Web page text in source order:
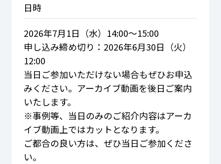
日時
2026年7月1日（水）14:00～15:00
申し込み締め切り：2026年6月30日（火）
12:00
当日ご参加いただけない場合もぜひお申込
みください。アーカイブ動画を後日ご案内
いたします。
※事例等、当日のみのご紹介内容はアーカ
イブ動画上ではカットとなります。
ご都合の良い方は、ぜひ当日ご参加くださ
い。